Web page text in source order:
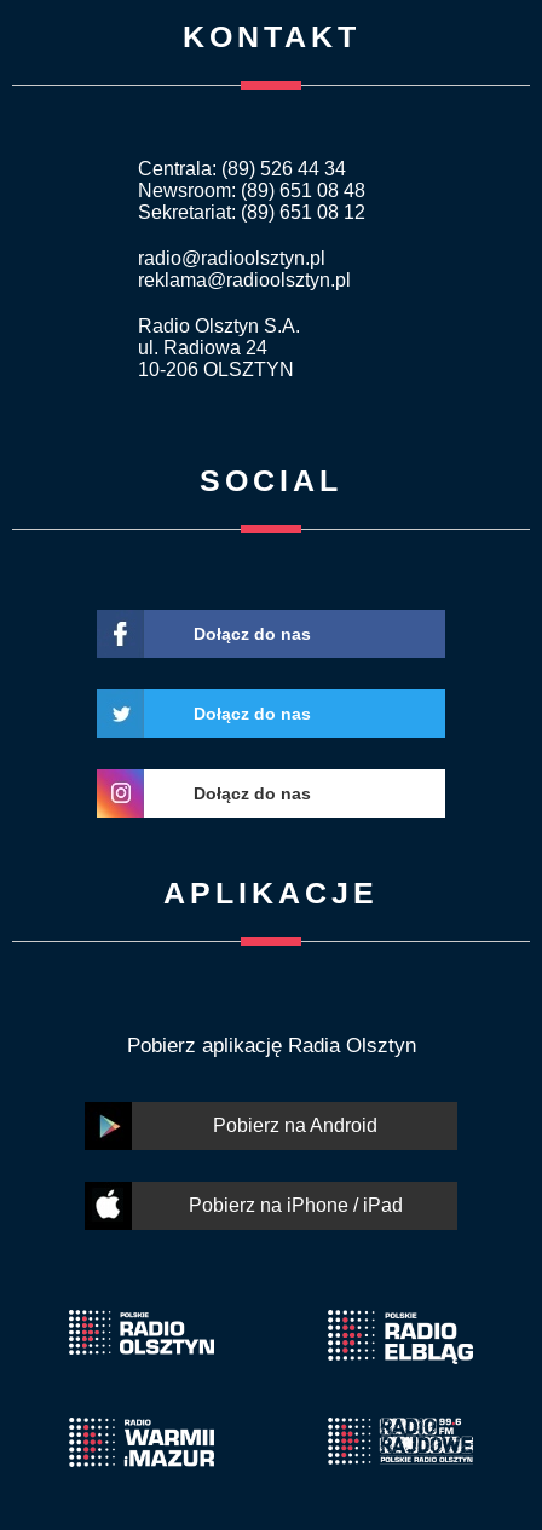
KONTAKT
Centrala: (89) 526 44 34
Newsroom: (89) 651 08 48
Sekretariat: (89) 651 08 12
radio@radioolsztyn.pl
reklama@radioolsztyn.pl
Radio Olsztyn S.A.
ul. Radiowa 24
10-206 OLSZTYN
SOCIAL
Dołącz do nas
Dołącz do nas
Dołącz do nas
APLIKACJE
Pobierz aplikację Radia Olsztyn
Pobierz na Android
Pobierz na iPhone / iPad